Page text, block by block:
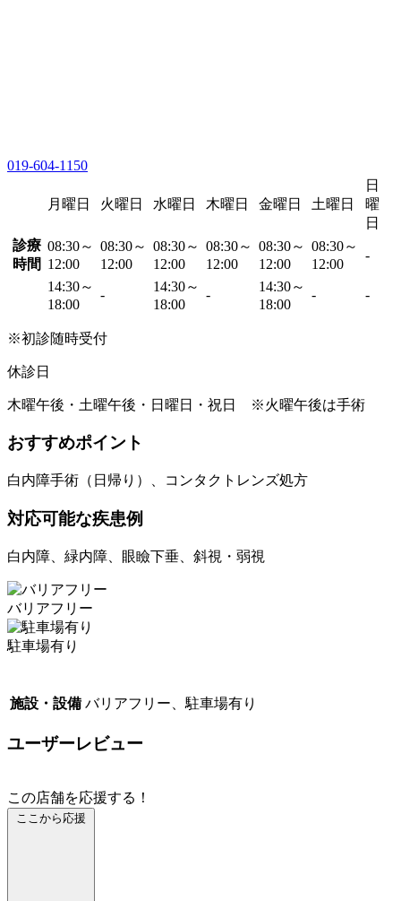
019-604-1150
月曜日 火曜日 水曜日 木曜日 金曜日 土曜日
日
曜
日
診療
時間
08:30～
12:00
08:30～
12:00
08:30～
12:00
08:30～
12:00
08:30～
12:00
08:30～
12:00
-
14:30～
18:00
-
14:30～
18:00
-
14:30～
18:00
- -
※初診随時受付
休診日
木曜午後・土曜午後・日曜日・祝日 ※火曜午後は手術
おすすめポイント
白内障手術（日帰り）、コンタクトレンズ処方
対応可能な疾患例
白内障、緑内障、眼瞼下垂、斜視・弱視
バリアフリー
駐車場有り
施設・設備 バリアフリー、駐車場有り
ユーザーレビュー
この店舗を応援する！
ここから応援